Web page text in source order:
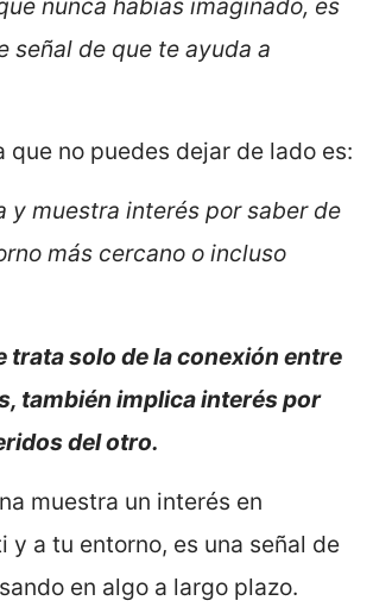
señal de que te ayuda a
que no puedes dejar de lado es:
y muestra interés por saber de
más cercano o incluso
trata solo de la conexión entre
también implica interés por
del otro.
muestra un interés en
y a tu entorno, es una señal de
en algo a largo plazo.